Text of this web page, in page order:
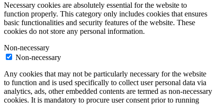
Necessary cookies are absolutely essential for the website to
function properly. This category only includes cookies that ensures
basic functionalities and security features of the website. These
cookies do not store any personal information.
Non-necessary
Non-necessary
Any cookies that may not be particularly necessary for the website
to function and is used specifically to collect user personal data via
analytics, ads, other embedded contents are termed as non-necessary
cookies. It is mandatory to procure user consent prior to running